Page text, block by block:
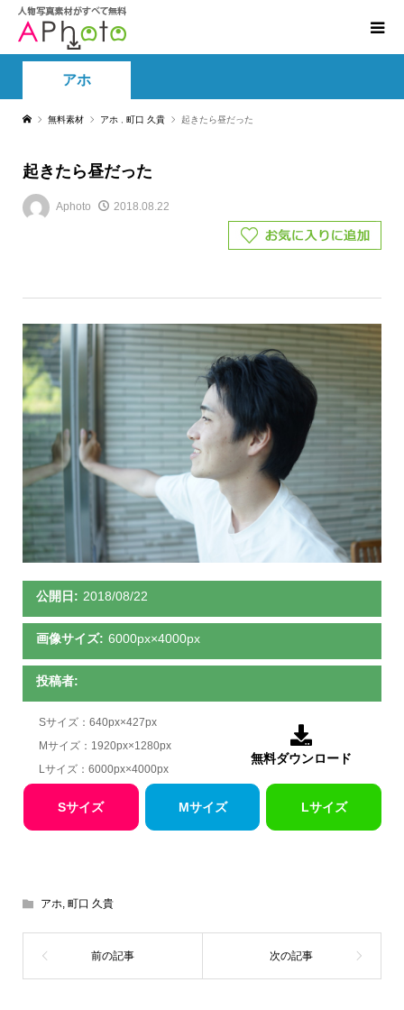
アホ
無料素材 アホ 町口 久貴 起きたら昼だった
起きたら昼だった
Aphoto 2018.08.22
公開日: 2018/08/22
画像サイズ: 6000px×4000px
投稿者:
Sサイズ：640px×427px
Mサイズ：1920px×1280px
Lサイズ：6000px×4000px

無料ダウンロード
Sサイズ Mサイズ Lサイズ
アホ, 町口 久貴